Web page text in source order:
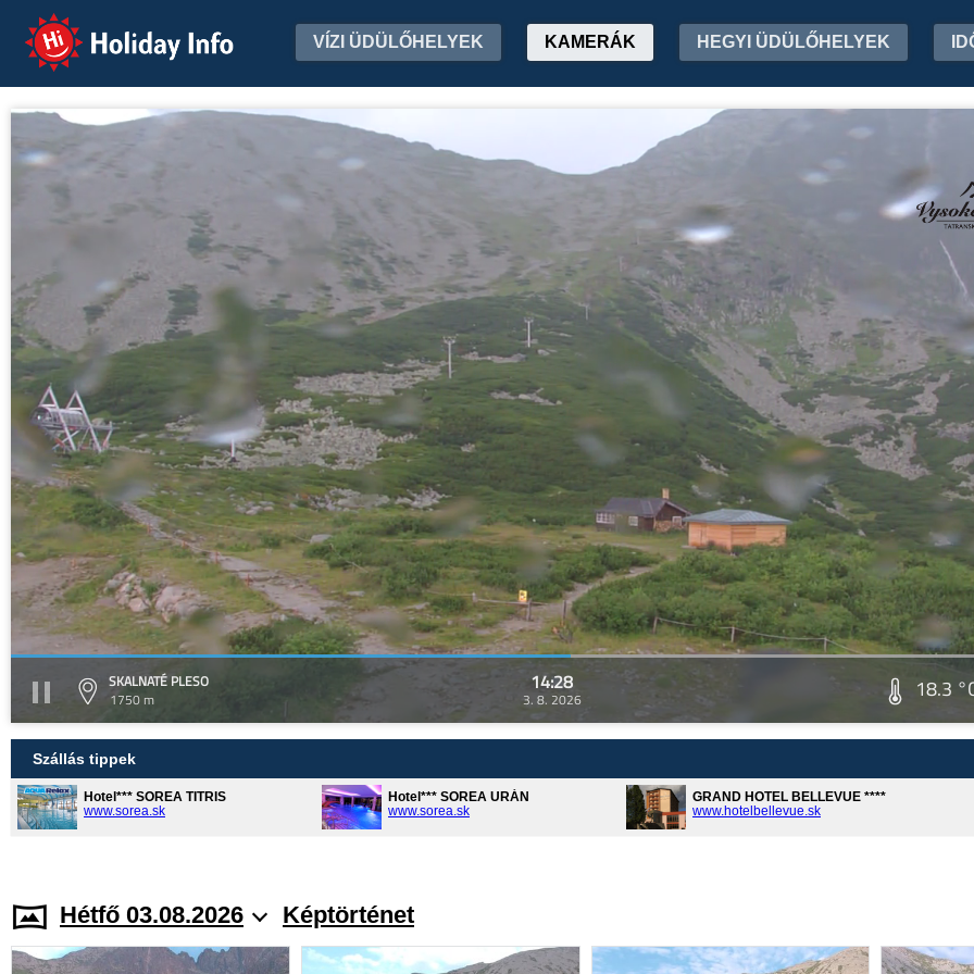
Holiday Info VÍZI ÜDÜLŐHELYEK KAMERÁK HEGYI ÜDÜLŐHELYEK
SKALNATÉ PLESO
1750 m
14:28
3. 8. 2026 18.3
Szállás tippek
Hotel*** SOREA TITRIS
www.sorea.sk
Hotel*** SOREA URÁN
www.sorea.sk
GRAND HOTEL BELLEVUE ****
www.hotelbellevue.sk
Hétfő 03.08.2026 Képtörténet